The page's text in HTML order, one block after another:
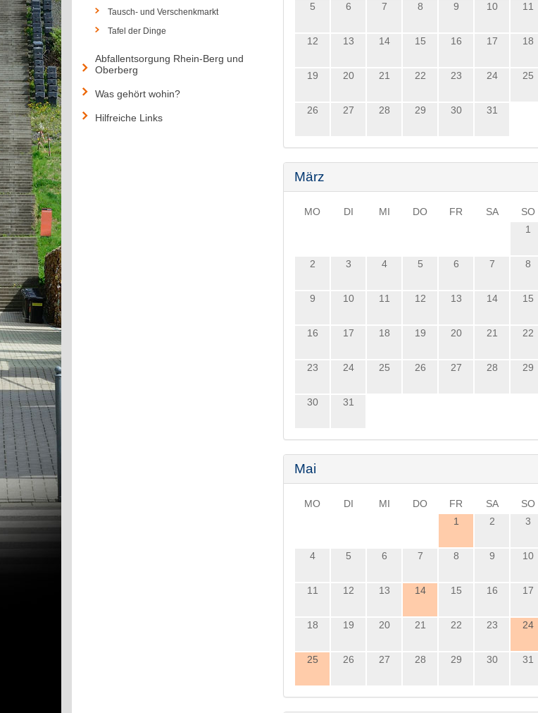
5 6 7 8 9 10 11
12 13 14 15 16 17 18
19 20 21 22 23 24 25
26 27 28 29 30 31
März
MO DI MI DO FR SA
SO
1
2 3 4 5 6 7 8
9 10 11 12 13 14 15
16 17 18 19 20 21 22
23 24 25 26 27 28 29
30 31
Mai
MO DI MI DO FR SA
SO
1
2 3
4 5 6 7 8 9 10
11 12 13 14 15 16 17
18 19 20 21 22 23 24
25 26 27 28 29 30 31
Tausch- und Verschenkmarkt
Tafel der Dinge
Abfallentsorgung Rhein-Berg und
Oberberg
Was gehört wohin?
Hilfreiche Links